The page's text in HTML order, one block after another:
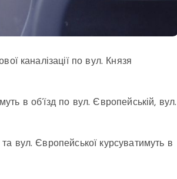
каналізації по вул. Князя
в об’їзд по вул. Європейській, вул.
вул. Європейської курсуватимуть в